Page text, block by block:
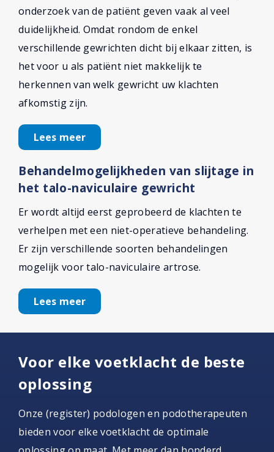
onderzoek van de patiënt geven vaak al veel
duidelijkheid. Omdat rondom de enkel
verschillende gewrichten dicht bij elkaar zitten, is
het voor u als patiënt niet makkelijk te
herkennen van welk gewricht uw klachten
afkomstig zijn.
Lees meer
Behandelmogelijkheden van slijtage in
het talo-naviculaire gewricht
Er wordt altijd eerst geprobeerd de klachten te
verhelpen met een niet-operatieve behandeling.
Er zijn verschillende soorten behandelingen
mogelijk voor talo-naviculaire artrose.
Lees meer
Voor elke voetklacht de beste
oplossing
Onze (register) podologen en podotherapeuten
bieden voor elke voetklacht de optimale